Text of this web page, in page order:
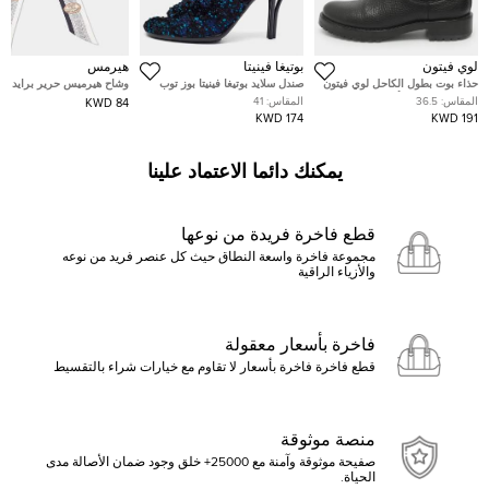
لوي فيتون
حذاء بوت بطول الكاحل لوي فيتون
"فاست رايد" جلد أسود مقاس 36.5
المقاس: 36.5
191 KWD
بوتيغا فينيتا
صندل سلايد بوتيغا فينيتا بوز توب
ملون تويد مقاس 41
المقاس: 41
174 KWD
هيرمس
وشاح هيرميس حرير برايد
متعدد الألوان
84 KWD
يمكنك دائما الاعتماد علينا
قطع فاخرة فريدة من نوعها
مجموعة فاخرة واسعة النطاق حيث كل عنصر فريد من نوعه
والأزياء الراقية
فاخرة بأسعار معقولة
قطع فاخرة فاخرة بأسعار لا تقاوم مع خيارات شراء بالتقسيط
منصة موثوقة
صفيحة موثوقة وآمنة مع 25000+ خلق وجود ضمان الأصالة مدى
الحياة.